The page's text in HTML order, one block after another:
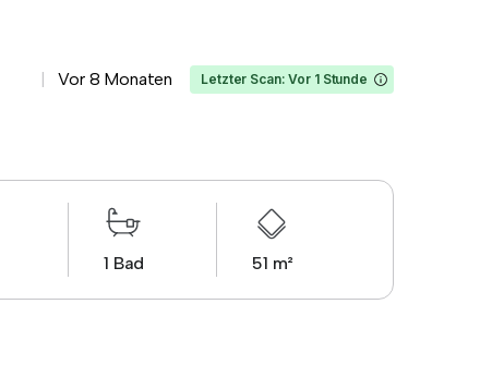
Vor 8 Monaten Letzter Scan: Vor 1 Stunde
1 Bad 51 m²